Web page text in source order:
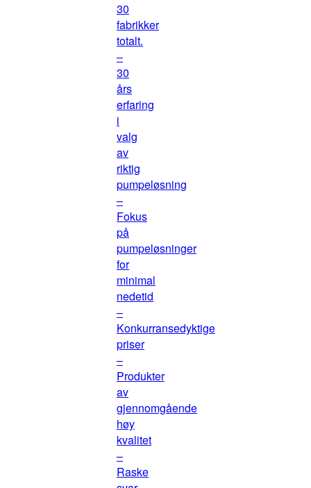
30
fabrikker
totalt.
–
30
års
erfaring
i
valg
av
riktig
pumpeløsning
–
Fokus
på
pumpeløsninger
for
minimal
nedetid
–
Konkurransedyktige
priser
–
Produkter
av
gjennomgående
høy
kvalitet
–
Raske